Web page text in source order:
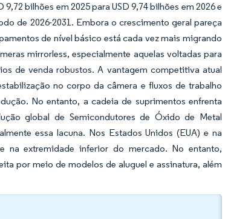
bilhões em 2025 para USD 9,74 bilhões em 2026 e
de 2026-2031. Embora o crescimento geral pareça
de nível básico está cada vez mais migrando
mirrorless, especialmente aquelas voltadas para
de venda robustos. A vantagem competitiva atual
no corpo da câmera e fluxos de trabalho
No entanto, a cadeia de suprimentos enfrenta
global de Semicondutores de Óxido de Metal
essa lacuna. Nos Estados Unidos (EUA) e na
na extremidade inferior do mercado. No entanto,
por meio de modelos de aluguel e assinatura, além